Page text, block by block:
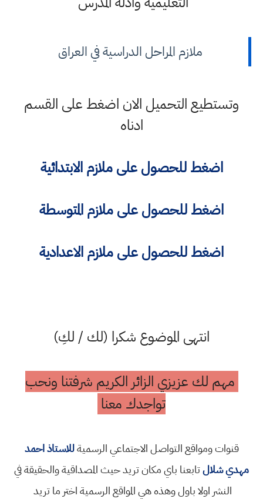
ملازم المراحل الدراسية في العراق
وتستطيع التحميل الان اضغط على القسم
ادناه
اضغط للحصول على ملازم الابتدائية
اضغط للحصول على ملازم المتوسطة
اضغط للحصول على ملازم الاعدادية
انتهى الموضوع شكرا (لك / لكِ)
مهم لك عزيزي الزائر الكريم شرفتنا ونحب
تواجدك معنا
قنوات ومواقع التواصل الاجتماعي الرسميةللاستاذ احمد
مهدي شلالتابعنا باي مكان تريد حيث المصداقية والحقيقة في
النشر اولا باول وهذه هي المواقع الرسمية اختر ما تريد